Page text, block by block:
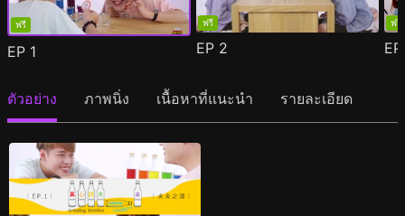
ฟรี
EP 1
ฟรี
EP 2
ฟรี
ตัวอย่าง ภาพนิ่ง เนื้อหาที่แนะนำ รายละเอียด